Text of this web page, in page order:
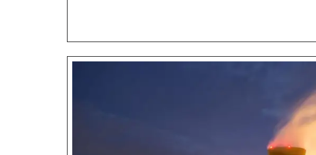
Der
Modernen